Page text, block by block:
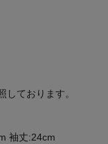
ております。
袖丈:24cm